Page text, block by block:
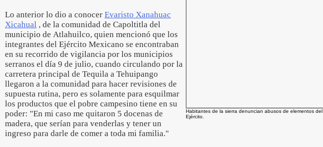
Habitantes de la sierra denuncian abusos de elementos del
Ejército.
Lo anterior lo dio a conocer Evaristo Xanahuac
Xicahual , de la comunidad de Capoltitla del
municipio de Atlahuilco, quien mencionó que los
integrantes del Ejército Mexicano se encontraban
en su recorrido de vigilancia por los municipios
serranos el día 9 de julio, cuando circulando por la
carretera principal de Tequila a Tehuipango
llegaron a la comunidad para hacer revisiones de
supuesta rutina, pero es solamente para esquilmar
los productos que el pobre campesino tiene en su
poder: "En mi caso me quitaron 5 docenas de
madera, que serían para venderlas y tener un
ingreso para darle de comer a toda mi familia."